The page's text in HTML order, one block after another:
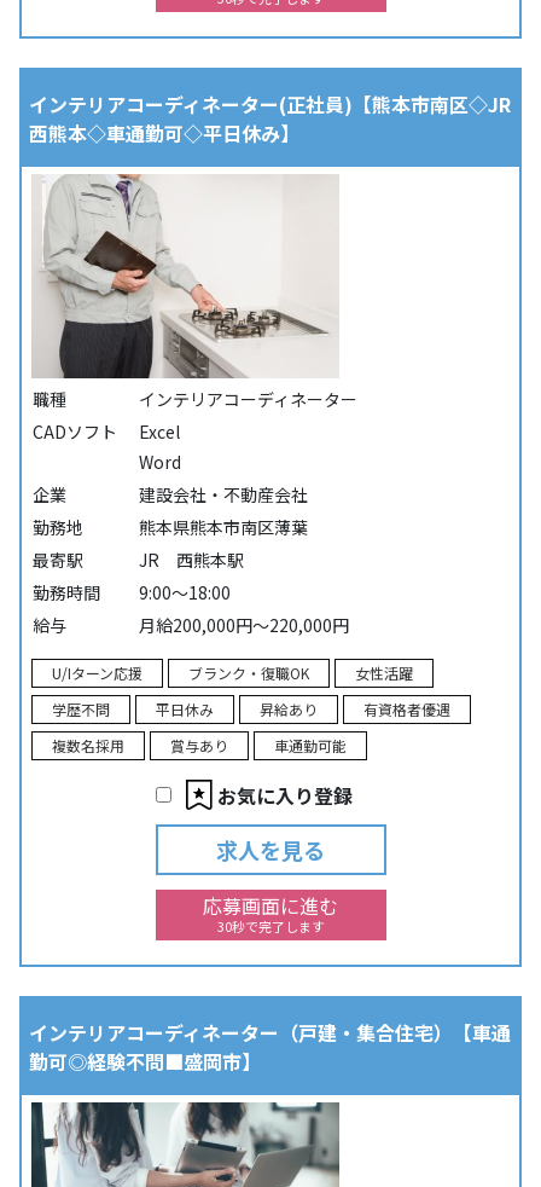
インテリアコーディネーター(正社員)【熊本市南区◇JR
西熊本◇車通勤可◇平日休み】
職種
インテリアコーディネーター
CADソフト
Excel
Word
企業
建設会社・不動産会社
勤務地
熊本県熊本市南区薄葉
最寄駅
JR 西熊本駅
勤務時間
9:00～18:00
給与
月給200,000円～220,000円
U/Iターン応援 ブランク・復職OK
女性活躍
学歴不問
平日休み 昇給あり
有資格者優遇
複数名採用
賞与あり 車通勤可能
お気に入り登録
求人を見る
応募画面に進む
30秒で完了します
インテリアコーディネーター（戸建・集合住宅）【車通
勤可◎経験不問■盛岡市】